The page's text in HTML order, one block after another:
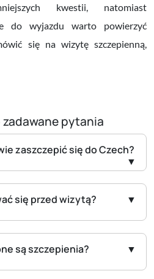
kwestii, natomiast
do wyjazdu warto powierzyć
się na wizytę szczepienną,
zadawane pytania
zaszczepić się do Czech?
się przed wizytą?
są szczepienia?